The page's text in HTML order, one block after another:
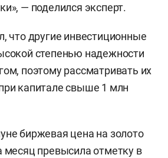
— поделился эксперт.
что другие инвестиционные
степенью надежности
поэтому рассматривать их
капитале свыше 1 млн
биржевая цена на золото
месяцпревысилаотметку в